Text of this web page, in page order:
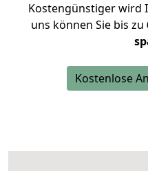
Kostengünstiger wird
uns können Sie bis zu
Kostenlose